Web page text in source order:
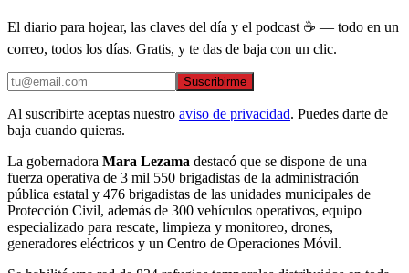
El diario para hojear, las claves del día y el podcast ☕ — todo en un
correo, todos los días. Gratis, y te das de baja con un clic.
Suscribirme
Al suscribirte aceptas nuestro aviso de privacidad. Puedes darte de
baja cuando quieras.
La gobernadora Mara Lezama destacó que se dispone de una
fuerza operativa de 3 mil 550 brigadistas de la administración
pública estatal y 476 brigadistas de las unidades municipales de
Protección Civil, además de 300 vehículos operativos, equipo
especializado para rescate, limpieza y monitoreo, drones,
generadores eléctricos y un Centro de Operaciones Móvil.